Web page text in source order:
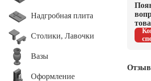
Надгробная плита
Столики, Лавочки
Вазы
Оформление